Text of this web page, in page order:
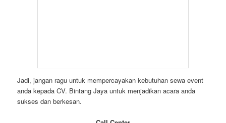
Jadi, jangan ragu untuk mempercayakan kebutuhan sewa event
anda kepada CV. Bintang Jaya untuk menjadikan acara anda
sukses dan berkesan.